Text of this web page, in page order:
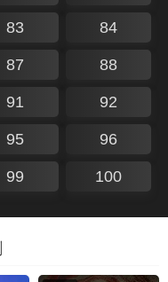
83 84
87 88
91 92
95 96
99 100